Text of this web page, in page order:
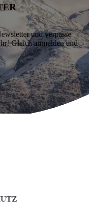
und verpasse
Gleich anmelden und